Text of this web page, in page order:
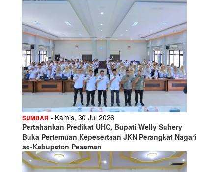
SUMBAR - Kamis, 30 Jul 2026
Pertahankan Predikat UHC, Bupati Welly Suhery
Buka Pertemuan Kepesertaan JKN Perangkat Nagari
se-Kabupaten Pasaman